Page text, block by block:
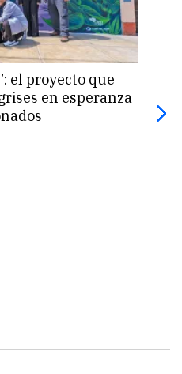
el proyecto que
en esperanza